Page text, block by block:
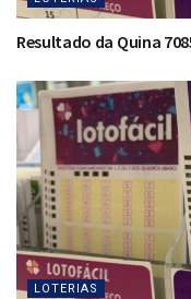
Resultado da Quina
LOTERIAS